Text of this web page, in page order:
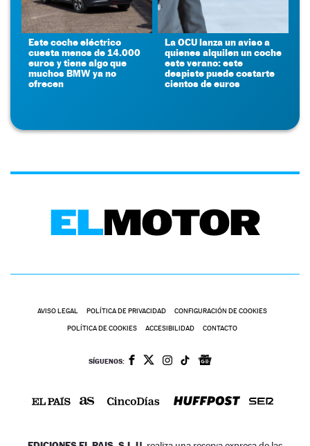
Este coche eléctrico
cuesta menos de 14.000
euros y tiene algo que
muchos BMW ya no
ofrecen
La OCU lanza un aviso a
quienes alquilen un coche
este verano: este
despiste puede costarte
cientos de euros
AVISO LEGAL POLÍTICA DE PRIVACIDAD CONFIGURACIÓN DE COOKIES
POLÍTICA DE COOKIES ACCESIBILIDAD CONTACTO
SÍGUENOS: